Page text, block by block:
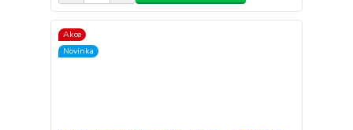
Akce
Novinka